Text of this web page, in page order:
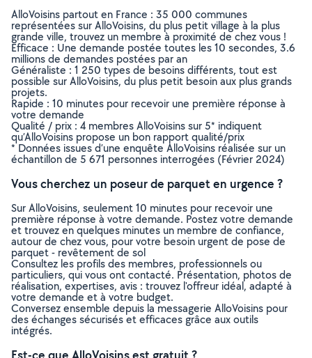
AlloVoisins partout en France : 35 000 communes
représentées sur AlloVoisins, du plus petit village à la plus
grande ville, trouvez un membre à proximité de chez vous !
Efficace : Une demande postée toutes les 10 secondes, 3.6
millions de demandes postées par an
Généraliste : 1 250 types de besoins différents, tout est
possible sur AlloVoisins, du plus petit besoin aux plus grands
projets.
Rapide : 10 minutes pour recevoir une première réponse à
votre demande
Qualité / prix : 4 membres AlloVoisins sur 5* indiquent
qu’AlloVoisins propose un bon rapport qualité/prix
* Données issues d’une enquête AlloVoisins réalisée sur un
échantillon de 5 671 personnes interrogées (Février 2024)
Vous cherchez un poseur de parquet en urgence ?
Sur AlloVoisins, seulement 10 minutes pour recevoir une
première réponse à votre demande. Postez votre demande
et trouvez en quelques minutes un membre de confiance,
autour de chez vous, pour votre besoin urgent de pose de
parquet - revêtement de sol
Consultez les profils des membres, professionnels ou
particuliers, qui vous ont contacté. Présentation, photos de
réalisation, expertises, avis : trouvez l'offreur idéal, adapté à
votre demande et à votre budget.
Conversez ensemble depuis la messagerie AlloVoisins pour
des échanges sécurisés et efficaces grâce aux outils
intégrés.